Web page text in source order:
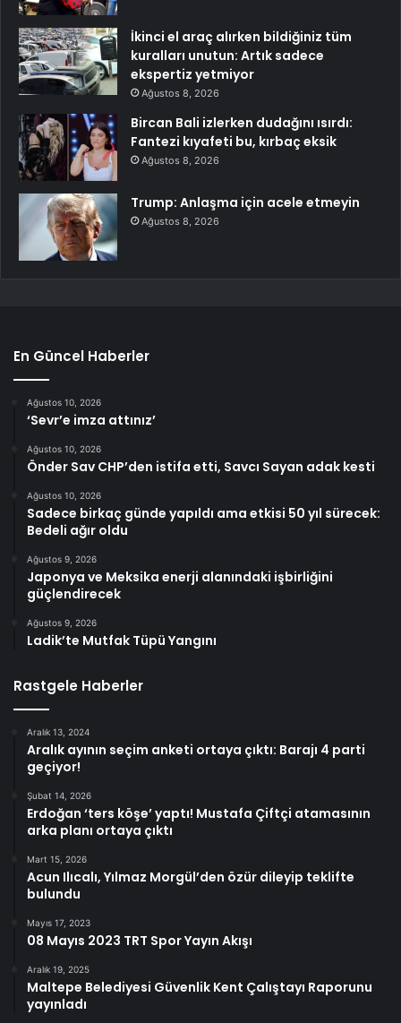
İkinci el araç alırken bildiğiniz tüm
kuralları unutun: Artık sadece
ekspertiz yetmiyor
Ağustos 8, 2026
Bircan Bali izlerken dudağını ısırdı:
Fantezi kıyafeti bu, kırbaç eksik
Ağustos 8, 2026
Trump: Anlaşma için acele etmeyin
Ağustos 8, 2026
En Güncel Haberler
Ağustos 10, 2026
‘Sevr’e imza attınız’
Ağustos 10, 2026
Önder Sav CHP’den istifa etti, Savcı Sayan adak kesti
Ağustos 10, 2026
Sadece birkaç günde yapıldı ama etkisi 50 yıl sürecek:
Bedeli ağır oldu
Ağustos 9, 2026
Japonya ve Meksika enerji alanındaki işbirliğini
güçlendirecek
Ağustos 9, 2026
Ladik’te Mutfak Tüpü Yangını
Rastgele Haberler
Aralık 13, 2024
Aralık ayının seçim anketi ortaya çıktı: Barajı 4 parti
geçiyor!
Şubat 14, 2026
Erdoğan ‘ters köşe’ yaptı! Mustafa Çiftçi atamasının
arka planı ortaya çıktı
Mart 15, 2026
Acun Ilıcalı, Yılmaz Morgül’den özür dileyip teklifte
bulundu
Mayıs 17, 2023
08 Mayıs 2023 TRT Spor Yayın Akışı
Aralık 19, 2025
Maltepe Belediyesi Güvenlik Kent Çalıştayı Raporunu
yayınladı